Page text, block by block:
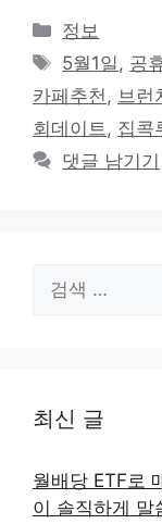
카
테
리
정보
태
그
5월1일 , 공
카페추천 , 브런
회데이트 , 집콕
댓글 남기기
색:
최신 글
월배당 ETF로
이 솔직하게 말